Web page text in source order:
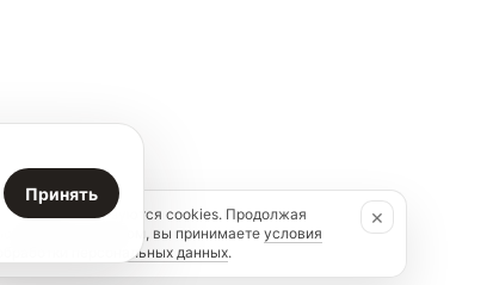
На сайте используются cookies. Продолжая
пользоваться сайтом, вы принимаете условия
обработки персональных данных.
×
Принять